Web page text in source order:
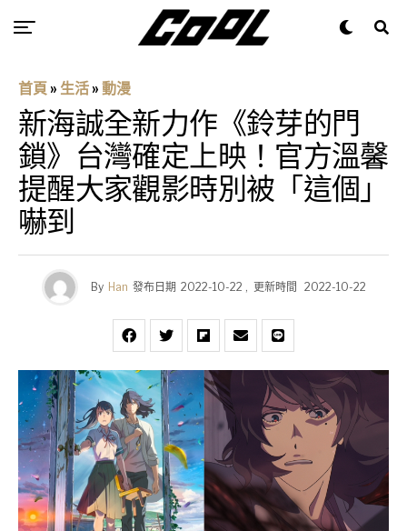
首頁 » 生活 » 動漫
新海誠全新力作《鈴芽的門
鎖》台灣確定上映！官方溫馨
提醒大家觀影時別被「這個」
嚇到
By Han 發布日期 2022-10-22 , 更新時間 2022-10-22